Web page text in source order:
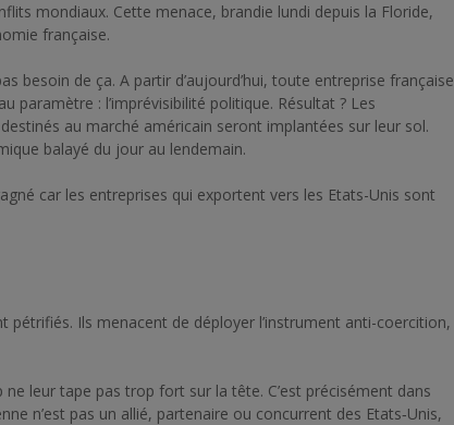
mondiaux. Cette menace, brandie lundi depuis la Floride,
française.
besoin de ça. A partir d’aujourd’hui, toute entreprise française
paramètre : l’imprévisibilité politique. Résultat ? Les
au marché américain seront implantées sur leur sol.
balayé du jour au lendemain.
car les entreprises qui exportent vers les Etats-Unis sont
Ils menacent de déployer l’instrument anti-coercition,
leur tape pas trop fort sur la tête. C’est précisément dans
n’est pas un allié, partenaire ou concurrent des Etats‑Unis,